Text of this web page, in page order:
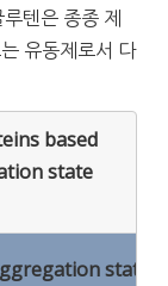
텐은 종종 제
유동제로서 다
based
state
state